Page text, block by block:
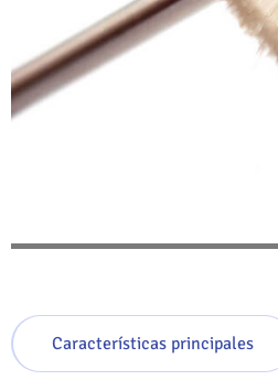
Características principales